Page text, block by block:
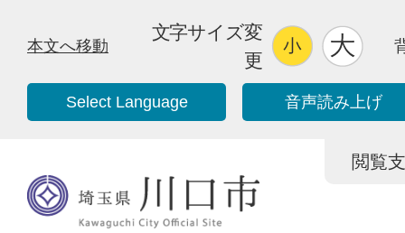
本文へ移動
文字サイズ変
更
Select Language 音声読み上げ
閲覧